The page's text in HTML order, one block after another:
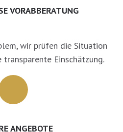
VORABBERATUNG
wir prüfen die Situation
transparente Einschätzung.
ANGEBOTE